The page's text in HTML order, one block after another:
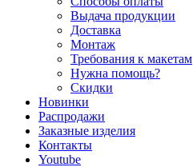
Выдача продукции
Доставка
Монтаж
Требования к макетам
Нужна помощь?
Скидки
Новинки
Распродажи
Заказные изделия
Контакты
Youtube